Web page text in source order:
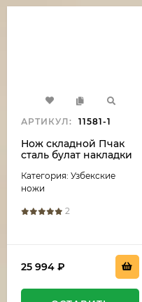
АРТИКУЛ: 11581-1
Нож складной Пчак
сталь булат накладки
Категория: Узбекские
ножи
2
25 994 ₽